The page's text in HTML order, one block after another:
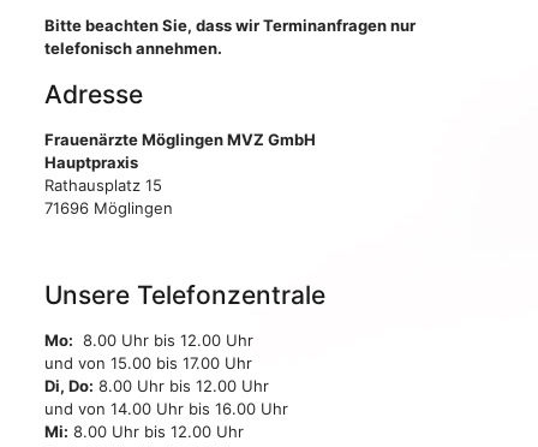
Bitte beachten Sie, dass wir Terminanfragen nur
telefonisch annehmen.
Adresse
Frauenärzte Möglingen MVZ GmbH
Hauptpraxis
Rathausplatz 15
71696 Möglingen
Unsere Telefonzentrale
Mo: 8.00 Uhr bis 12.00 Uhr
und von 15.00 bis 17.00 Uhr
Di, Do: 8.00 Uhr bis 12.00 Uhr
und von 14.00 Uhr bis 16.00 Uhr
Mi: 8.00 Uhr bis 12.00 Uhr